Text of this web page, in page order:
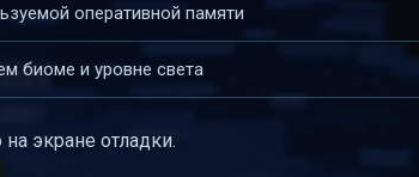
оперативной памяти
биоме и уровне света
экране отладки.